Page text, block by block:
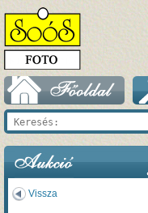
Vissza